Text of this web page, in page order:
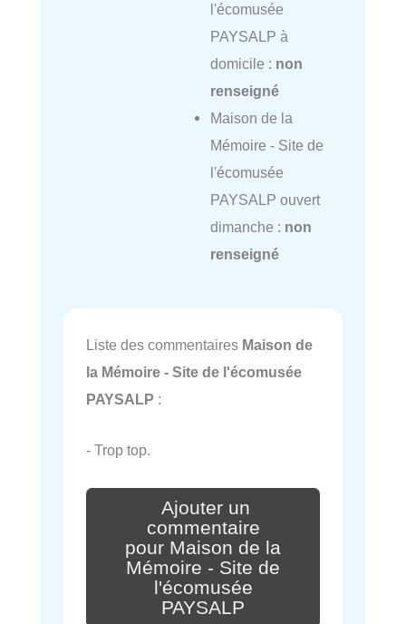
l'écomusée
PAYSALP à
domicile : non
renseigné
Maison de la
Mémoire - Site de
l'écomusée
PAYSALP ouvert
dimanche : non
renseigné
Liste des commentaires Maison de
la Mémoire - Site de l'écomusée
PAYSALP :
- Trop top.
Ajouter un
commentaire
pour Maison de la
Mémoire - Site de
l'écomusée
PAYSALP